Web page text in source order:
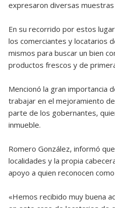
expresaron diversas
En su recorrido por estos
los comerciantes y locatarios
mismos para buscar un bien
productos frescos y de
Mencionó la gran importancia
trabajar en el mejoramiento
parte de los gobernantes,
inmueble.
Romero González, informó
localidades y la propia
apoyo a quien reconocen
«Hemos recibido muy buena